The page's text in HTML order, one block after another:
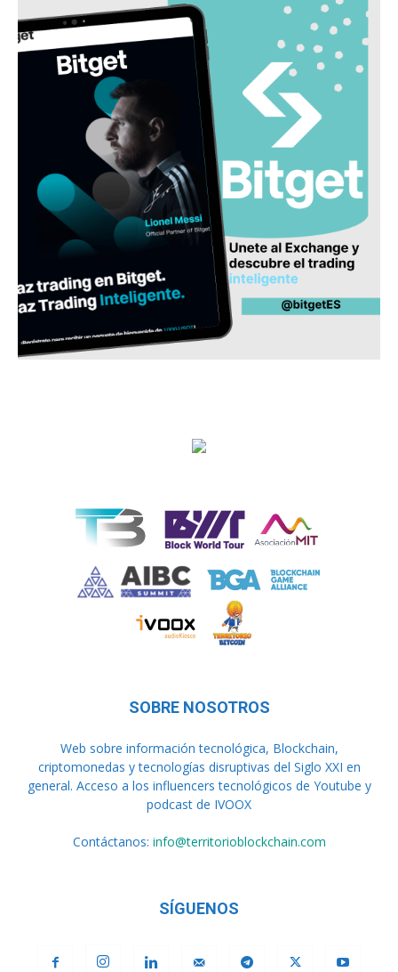
SOBRE NOSOTROS
Web sobre información tecnológica, Blockchain,
criptomonedas y tecnologías disruptivas del Siglo XXI en
general. Acceso a los influencers tecnológicos de Youtube y
podcast de IVOOX
Contáctanos: info@territorioblockchain.com
SÍGUENOS